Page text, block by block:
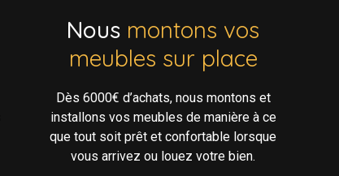
Nous montons vos
meubles sur place
Dès 6000€ d’achats, nous montons et
installons vos meubles de manière à ce
que tout soit prêt et confortable lorsque
vous arrivez ou louez votre bien.